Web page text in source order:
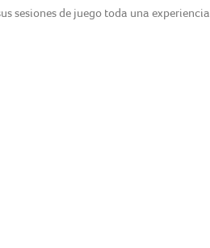
sesiones de juego toda una experiencia.